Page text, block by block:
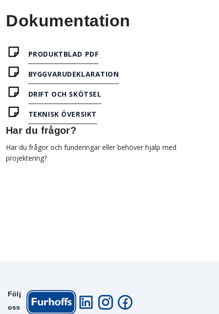
Dokumentation
PRODUKTBLAD PDF
BYGGVARUDEKLARATION
DRIFT OCH SKÖTSEL
TEKNISK ÖVERSIKT
Har du frågor?
Har du frågor och funderingar eller behöver hjälp med
projektering?
Följ
oss